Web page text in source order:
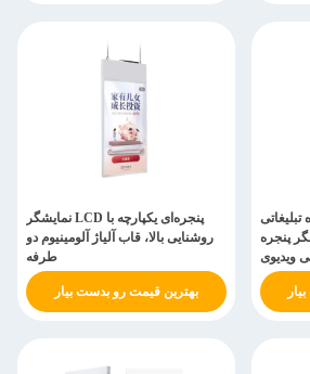
نمایشگر LCD پنجره‌ای یکپارچه با
روشنایی بالا، قاب آلیاژ آلومینیوم دو
طرفه
بهترین قیمت رو بدست بیار
پنجره